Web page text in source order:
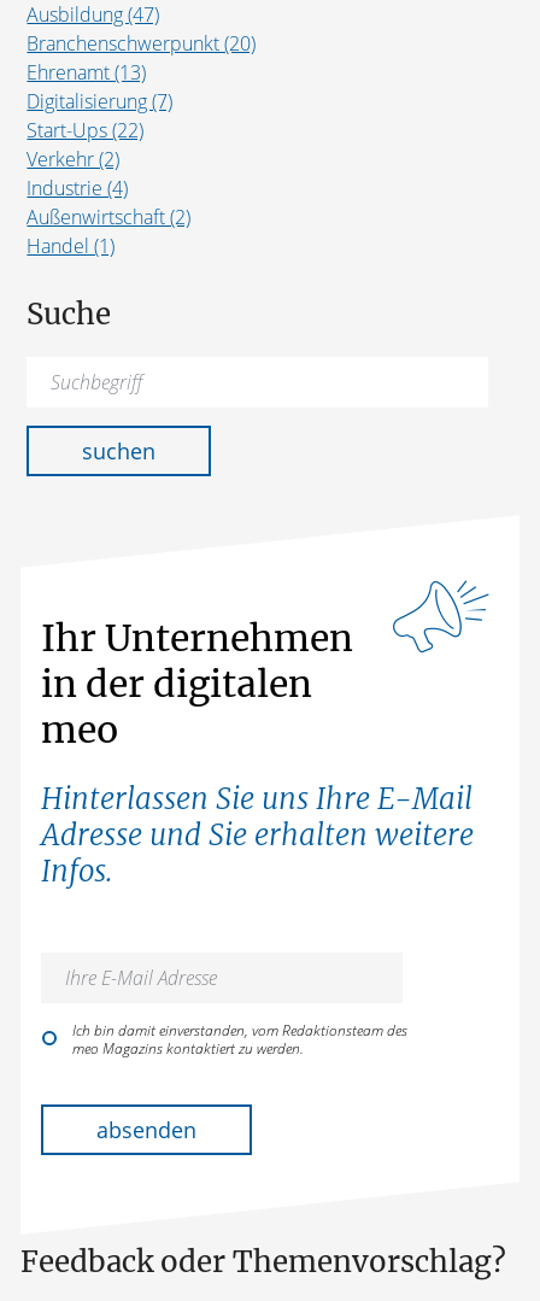
Ausbildung (47)
Branchenschwerpunkt (20)
Ehrenamt (13)
Digitalisierung (7)
Start-Ups (22)
Verkehr (2)
Industrie (4)
Außenwirtschaft (2)
Handel (1)
Suche
Suchen
suchen
Ihr Unternehmen
in der digitalen
meo
Hinterlassen Sie uns Ihre E-Mail
Adresse und Sie erhalten weitere
Infos.
Ich bin damit einverstanden, vom Redaktionsteam des
meo Magazins kontaktiert zu werden.
absenden
Feedback oder Themenvorschlag?